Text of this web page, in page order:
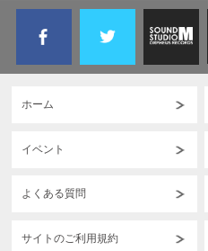
近年の物価上昇に伴う施設維持
誠に勝手ながら 2026 年 8 月 1 日(
通常営業時間帯のスタジオ料金
ます。
【改定スケジュール】
(深夜・早朝・平日午前中の「無
尚、7月中の8月1日以降のご予約
応させていただきます。
SOUND STUDIO M 小岩店は、ス
ホーム
イベント
よくある質問
サイトのご利用規約